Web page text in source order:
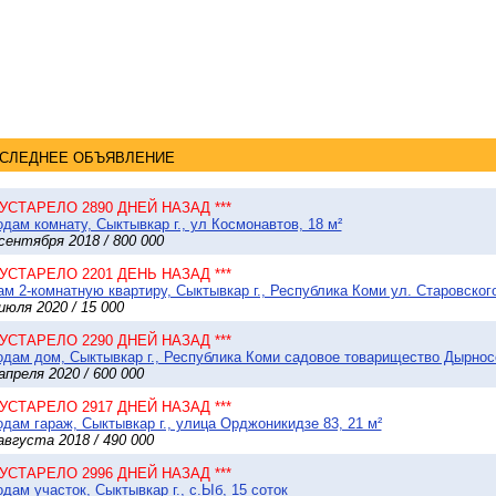
ОБЪЯВЛЕНИЕ
2890 ДНЕЙ НАЗАД ***
комнату, Сыктывкар г., ул Космонавтов, 18 м²
2018 / 800 000
2201 ДЕНЬ НАЗАД ***
2-комнатную квартиру, Сыктывкар г., Республика Коми ул.
2020 / 15 000
2290 ДНЕЙ НАЗАД ***
дом, Сыктывкар г., Республика Коми садовое товарищество
2020 / 600 000
2917 ДНЕЙ НАЗАД ***
гараж, Сыктывкар г., улица Орджоникидзе 83, 21 м²
2018 / 490 000
2996 ДНЕЙ НАЗАД ***
участок, Сыктывкар г., с.Ыб, 15 соток